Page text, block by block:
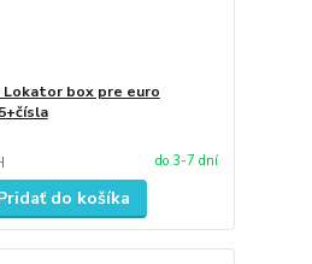
Lokator box pre euro
do 3-7 dní
do košíka